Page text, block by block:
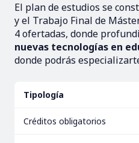
El plan de estudios se
y el Trabajo Final de
4 ofertadas, donde
nuevas tecnologías en
donde podrás
Tipología
Créditos obligatorios